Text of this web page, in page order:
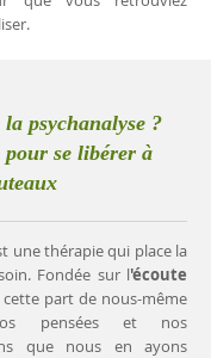
psychanalyse ?
pour se libérer à
une thérapie qui place la
Fondée sur l'écoute
part de nous-même
pensées et nos
que nous en ayons